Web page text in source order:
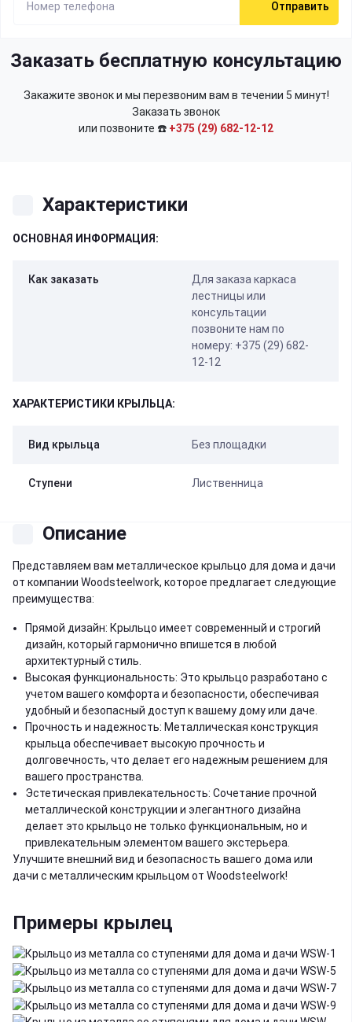
Отправить
Заказать бесплатную консультацию
Закажите звонок и мы перезвоним вам в течении 5 минут!
Заказать звонок
или позвоните ☎️ +375 (29) 682-12-12
Характеристики
ОСНОВНАЯ ИНФОРМАЦИЯ:
Как заказать
Для заказа каркаса
лестницы или
консультации
позвоните нам по
номеру: +375 (29) 682-
12-12
ХАРАКТЕРИСТИКИ КРЫЛЬЦА:
Вид крыльца Без площадки
Ступени Лиственница
Описание
Представляем вам металлическое крыльцо для дома и дачи
от компании Woodsteelwork, которое предлагает следующие
преимущества:
Прямой дизайн: Крыльцо имеет современный и строгий
дизайн, который гармонично впишется в любой
архитектурный стиль.
Высокая функциональность: Это крыльцо разработано с
учетом вашего комфорта и безопасности, обеспечивая
удобный и безопасный доступ к вашему дому или даче.
Прочность и надежность: Металлическая конструкция
крыльца обеспечивает высокую прочность и
долговечность, что делает его надежным решением для
вашего пространства.
Эстетическая привлекательность: Сочетание прочной
металлической конструкции и элегантного дизайна
делает это крыльцо не только функциональным, но и
привлекательным элементом вашего экстерьера.
Улучшите внешний вид и безопасность вашего дома или
дачи с металлическим крыльцом от Woodsteelwork!
Примеры крылец